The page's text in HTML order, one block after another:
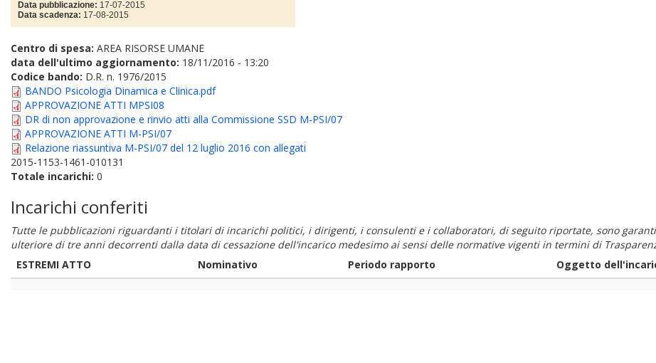
Data pubblicazione: 17-07-2015
Data scadenza: 17-08-2015
Centro di spesa: AREA RISORSE UMANE
data dell'ultimo aggiornamento: 18/11/2016 - 13:20
Codice bando: D.R. n. 1976/2015
BANDO Psicologia Dinamica e Clinica.pdf
APPROVAZIONE ATTI MPSI08
DR di non approvazione e rinvio atti alla Commissione SSD M-PSI/07
APPROVAZIONE ATTI M-PSI/07
Relazione riassuntiva M-PSI/07 del 12 luglio 2016 con allegati
2015-1153-1461-010131
Totale incarichi: 0
Incarichi conferiti
Tutte le pubblicazioni riguardanti i titolari di incarichi politici, i dirigenti, i consulenti e i collaboratori, di seguito riportate, sono
ulteriore di tre anni decorrenti dalla data di cessazione dell'incarico medesimo ai sensi delle normative vigenti in termini di
ESTREMI ATTO
Nominativo Periodo rapporto Oggetto